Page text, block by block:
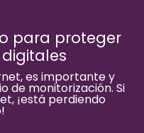
para proteger
es importante y
de monitorización. Si
¡está perdiendo